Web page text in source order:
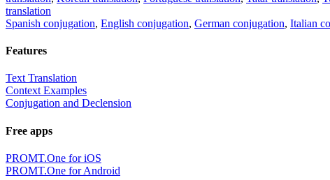
translation
Spanish conjugation, English conjugation, German conjugation, Italian
Features
Text Translation
Context Examples
Conjugation and Declension
Free apps
PROMT.One for iOS
PROMT.One for Android